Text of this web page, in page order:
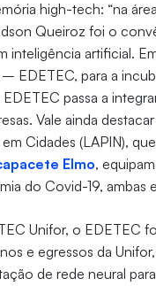
high-tech: “na
Queiroz foi o
inteligência artificial.
EDETEC, para a
passa a
Vale ainda
Cidades (LAPIN),
Elmo,
do Covid-19, ambas
Unifor, o EDETEC
e egressos da
de rede neural